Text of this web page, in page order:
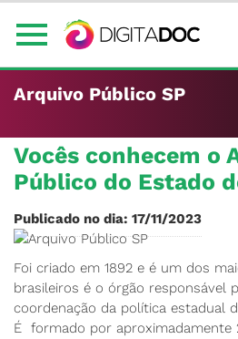
Arquivo Público SP
Vocês conhecem o
Público do Estado
Publicado no dia: 17/11/2023
Foi criado em 1892 e é um dos
brasileiros é o órgão responsável
coordenação da política estadual
É formado por aproximadamente